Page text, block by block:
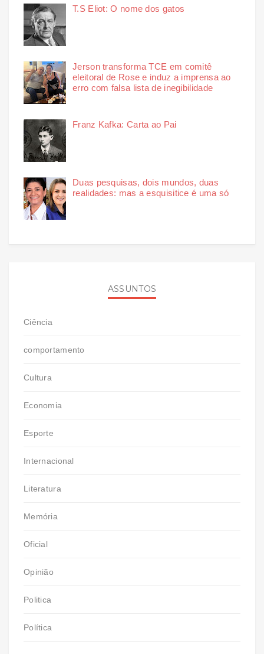
T.S Eliot: O nome dos gatos
Jerson transforma TCE em comitê
eleitoral de Rose e induz a imprensa ao
erro com falsa lista de inegibilidade
Franz Kafka: Carta ao Pai
Duas pesquisas, dois mundos, duas
realidades: mas a esquisitice é uma só
ASSUNTOS
Ciência
comportamento
Cultura
Economia
Esporte
Internacional
Literatura
Memória
Oficial
Opinião
Politica
Política